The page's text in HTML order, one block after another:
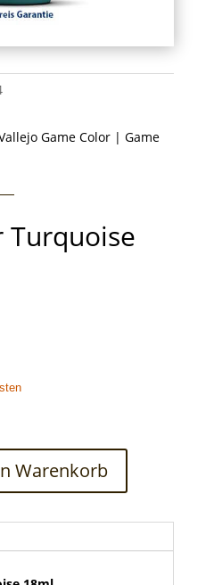
Game Color| Game
Turquoise
Warenkorb